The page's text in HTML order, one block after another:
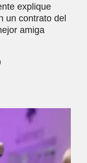
explique
un contrato del
amiga